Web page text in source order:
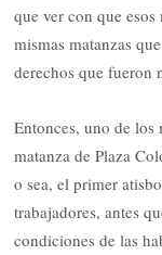
que ver con que
mismas matanzas
derechos que fueron
Entonces, uno de los
matanza de Plaza
o sea, el primer
trabajadores, antes
condiciones de las